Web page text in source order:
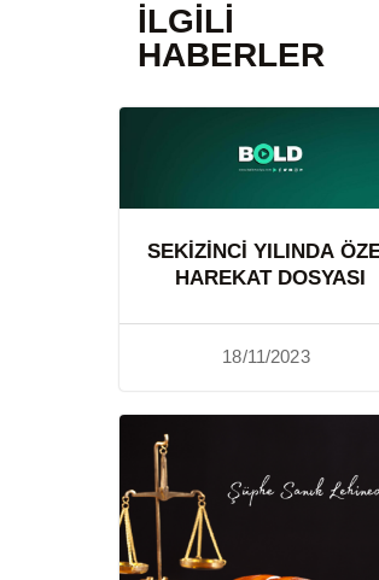
İLGILI
HABERLER
SEKIZINCI YILINDA
HAREKAT DOSYASI
18/11/2023